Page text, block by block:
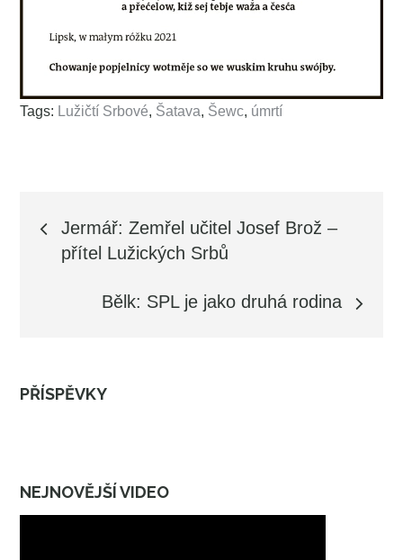
Tags: Lužičtí Srbové, Šatava, Šewc, úmrtí
Navigace
Jermář: Zemřel učitel Josef Brož –
přítel Lužických Srbů
Bělk: SPL je jako druhá rodina
PŘÍSPĚVKY
NEJNOVĚJŠÍ VIDEO